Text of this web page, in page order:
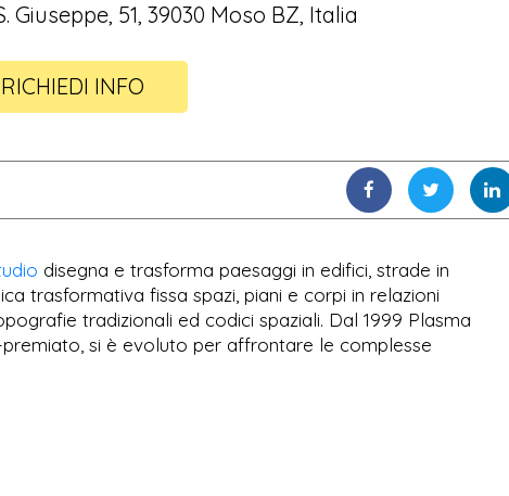
Giuseppe, 51, 39030 Moso BZ, Italia
RICHIEDI INFO
disegna e trasforma paesaggi in edifici, strade in
trasformativa fissa spazi, piani e corpi in relazioni
tradizionali ed codici spaziali. Dal 1999 Plasma
si è evoluto per affrontare le complesse